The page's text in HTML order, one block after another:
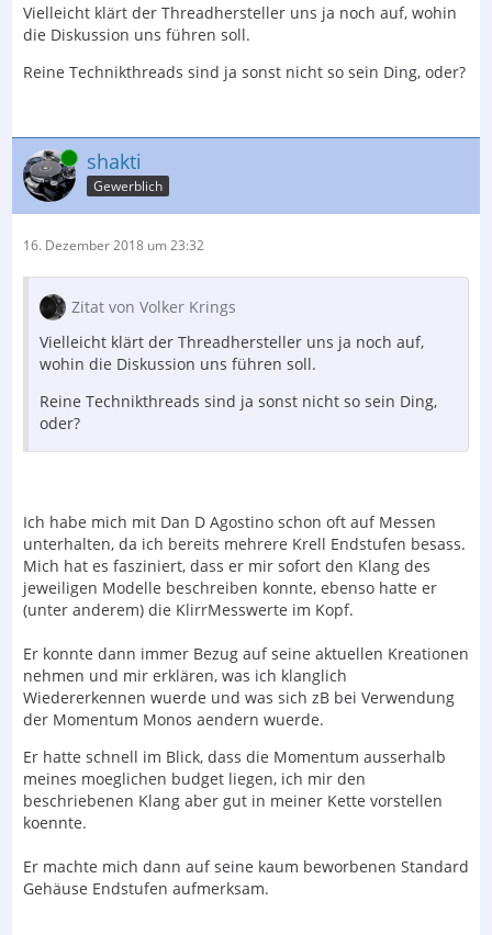
Vielleicht klärt der Threadhersteller uns ja noch auf, wohin
die Diskussion uns führen soll.
Reine Technikthreads sind ja sonst nicht so sein Ding, oder?
Online shakti
Gewerblich
16. Dezember 2018 um 23:32
Zitat von Volker Krings
Vielleicht klärt der Threadhersteller uns ja noch auf,
wohin die Diskussion uns führen soll.
Reine Technikthreads sind ja sonst nicht so sein Ding,
oder?
Ich habe mich mit Dan D Agostino schon oft auf Messen
unterhalten, da ich bereits mehrere Krell Endstufen besass.
Mich hat es fasziniert, dass er mir sofort den Klang des
jeweiligen Modelle beschreiben konnte, ebenso hatte er
(unter anderem) die KlirrMesswerte im Kopf.
Er konnte dann immer Bezug auf seine aktuellen Kreationen
nehmen und mir erklären, was ich klanglich
Wiedererkennen wuerde und was sich zB bei Verwendung
der Momentum Monos aendern wuerde.
Er hatte schnell im Blick, dass die Momentum ausserhalb
meines moeglichen budget liegen, ich mir den
beschriebenen Klang aber gut in meiner Kette vorstellen
koennte.
Er machte mich dann auf seine kaum beworbenen Standard
Gehäuse Endstufen aufmerksam.